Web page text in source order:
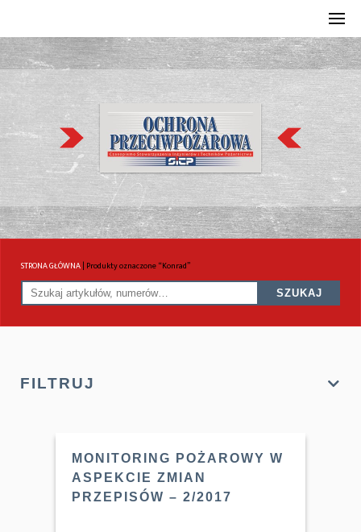
STRONA GŁÓWNA| Produkty oznaczone “Konrad”
SZUKAJ
FILTRUJ
MONITORING POŻAROWY W
ASPEKCIE ZMIAN
PRZEPISÓW – 2/2017